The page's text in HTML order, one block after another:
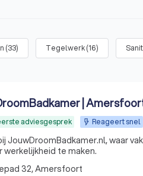
(33) Tegelwerk(16)
|
adviesgesprek Reageert snel
JouwDroomBadkamer.nl, waar
werkelijkheid te maken.
32, Amersfoort